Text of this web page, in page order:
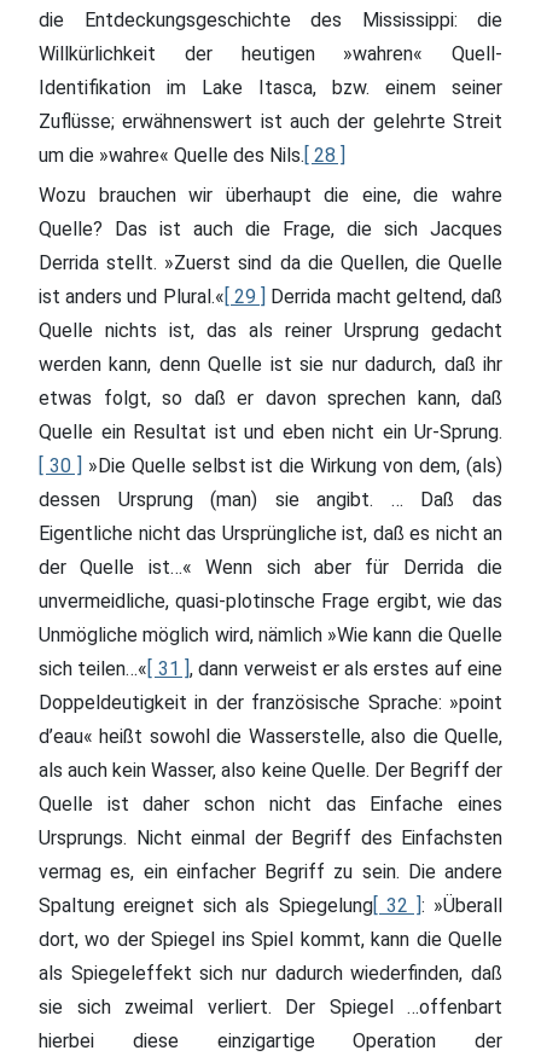
die Entdeckungsgeschichte des Mississippi: die
Willkürlichkeit der heutigen »wahren« Quell-
Identifikation im Lake Itasca, bzw. einem seiner
Zuflüsse; erwähnenswert ist auch der gelehrte Streit
um die »wahre« Quelle des Nils. [ 28 ]
Wozu brauchen wir überhaupt die eine, die wahre
Quelle? Das ist auch die Frage, die sich Jacques
Derrida stellt. »Zuerst sind da die Quellen, die Quelle
ist anders und Plural.« [ 29 ]
Derrida macht geltend, daß
Quelle nichts ist, das als reiner Ursprung gedacht
werden kann, denn Quelle ist sie nur dadurch, daß ihr
etwas folgt, so daß er davon sprechen kann, daß
Quelle ein Resultat ist und eben nicht ein Ur-Sprung.
[ 30 ]
»Die Quelle selbst ist die Wirkung von dem, (als)
dessen Ursprung (man) sie angibt. … Daß das
Eigentliche nicht das Ursprüngliche ist, daß es nicht an
der Quelle ist…« Wenn sich aber für Derrida die
unvermeidliche, quasi-plotinsche Frage ergibt, wie das
Unmögliche möglich wird, nämlich »Wie kann die Quelle
sich teilen…« [ 31 ] , dann verweist er als erstes auf eine
Doppeldeutigkeit in der französische Sprache: »point
d’eau« heißt sowohl die Wasserstelle, also die Quelle,
als auch kein Wasser, also keine Quelle. Der Begriff der
Quelle ist daher schon nicht das Einfache eines
Ursprungs. Nicht einmal der Begriff des Einfachsten
vermag es, ein einfacher Begriff zu sein. Die andere
Spaltung ereignet sich als Spiegelung[ 32 ] : »Überall
dort, wo der Spiegel ins Spiel kommt, kann die Quelle
als Spiegeleffekt sich nur dadurch wiederfinden, daß
sie sich zweimal verliert. Der Spiegel …offenbart
hierbei diese einzigartige Operation der